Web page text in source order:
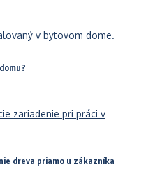
dreva priamo u zákazníka